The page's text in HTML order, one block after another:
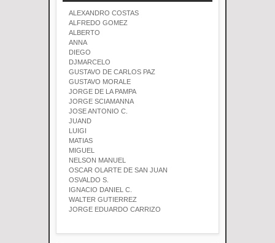
ALEXANDRO COSTAS
ALFREDO GOMEZ
ALBERTO
ANNA
DIEGO
DJMARCELO
GUSTAVO DE CARLOS PAZ
GUSTAVO MORALE
JORGE DE LA PAMPA
JORGE SCIAMANNA
JOSE ANTONIO C.
JUAND
LUIGI
MATIAS
MIGUEL
NELSON MANUEL
OSCAR OLARTE DE SAN JUAN
OSVALDO S.
IGNACIO DANIEL C.
WALTER GUTIERREZ
JORGE EDUARDO CARRIZO